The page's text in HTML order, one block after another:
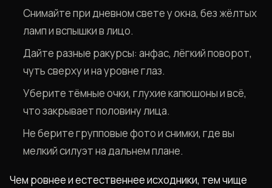
Снимайте при дневном свете у окна, без жёлтых
ламп и вспышки в лицо.
Дайте разные ракурсы: анфас, лёгкий поворот,
чуть сверху и на уровне глаз.
Уберите тёмные очки, глухие капюшоны и всё,
что закрывает половину лица.
Не берите групповые фото и снимки, где вы
мелкий силуэт на дальнем плане.
Чем ровнее и естественнее исходники, тем чище